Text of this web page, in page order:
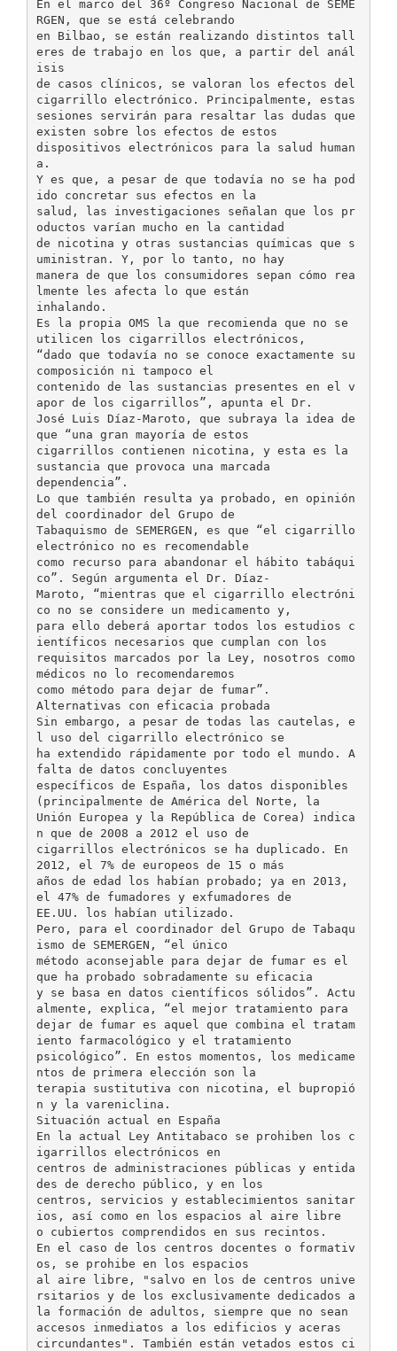
En el marco del 36º Congreso Nacional de SEME
RGEN, que se está celebrando
en Bilbao, se están realizando distintos tall
eres de trabajo en los que, a partir del anál
isis
de casos clínicos, se valoran los efectos del
cigarrillo electrónico. Principalmente, estas
sesiones servirán para resaltar las dudas que
existen sobre los efectos de estos
dispositivos electrónicos para la salud human
a.
Y es que, a pesar de que todavía no se ha pod
ido concretar sus efectos en la
salud, las investigaciones señalan que los pr
oductos varían mucho en la cantidad
de nicotina y otras sustancias químicas que s
uministran. Y, por lo tanto, no hay
manera de que los consumidores sepan cómo rea
lmente les afecta lo que están
inhalando.
Es la propia OMS la que recomienda que no se
utilicen los cigarrillos electrónicos,
“dado que todavía no se conoce exactamente su
composición ni tampoco el
contenido de las sustancias presentes en el v
apor de los cigarrillos”, apunta el Dr.
José Luis Díaz-Maroto, que subraya la idea de
que “una gran mayoría de estos
cigarrillos contienen nicotina, y esta es la
sustancia que provoca una marcada
dependencia”.
Lo que también resulta ya probado, en opinión
del coordinador del Grupo de
Tabaquismo de SEMERGEN, es que “el cigarrillo
electrónico no es recomendable
como recurso para abandonar el hábito tabáqui
co”. Según argumenta el Dr. Díaz-
Maroto, “mientras que el cigarrillo electróni
co no se considere un medicamento y,
para ello deberá aportar todos los estudios c
ientíficos necesarios que cumplan con los
requisitos marcados por la Ley, nosotros como
médicos no lo recomendaremos
como método para dejar de fumar”.
Alternativas con eficacia probada
Sin embargo, a pesar de todas las cautelas, e
l uso del cigarrillo electrónico se
ha extendido rápidamente por todo el mundo. A
falta de datos concluyentes
específicos de España, los datos disponibles
(principalmente de América del Norte, la
Unión Europea y la República de Corea) indica
n que de 2008 a 2012 el uso de
cigarrillos electrónicos se ha duplicado. En
2012, el 7% de europeos de 15 o más
años de edad los habían probado; ya en 2013,
el 47% de fumadores y exfumadores de
EE.UU. los habían utilizado.
Pero, para el coordinador del Grupo de Tabaqu
ismo de SEMERGEN, “el único
método aconsejable para dejar de fumar es el
que ha probado sobradamente su eficacia
y se basa en datos científicos sólidos”. Actu
almente, explica, “el mejor tratamiento para
dejar de fumar es aquel que combina el tratam
iento farmacológico y el tratamiento
psicológico”. En estos momentos, los medicame
ntos de primera elección son la
terapia sustitutiva con nicotina, el bupropió
n y la vareniclina.
Situación actual en España
En la actual Ley Antitabaco se prohiben los c
igarrillos electrónicos en
centros de administraciones públicas y entida
des de derecho público, y en los
centros, servicios y establecimientos sanitar
ios, así como en los espacios al aire libre
o cubiertos comprendidos en sus recintos.
En el caso de los centros docentes o formativ
os, se prohibe en los espacios
al aire libre, "salvo en los de centros unive
rsitarios y de los exclusivamente dedicados a
la formación de adultos, siempre que no sean
accesos inmediatos a los edificios y aceras
circundantes". También están vetados estos ci